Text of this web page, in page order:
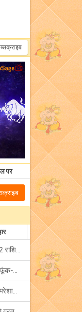
पर
कर्क राशि में लगेगा साल का दूसरा बड़ा सूर्य ग्रहण: जानें 12 राशियों पर शुभ-अशुभ प्रभाव!
कर्क राशि में बुध के प्रवेश से, इन 4 राशियों को रखने होंगे फूंक-फूंक कर कदम!
बुध का कर्क राशि में गोचर: इन 2 राशियों की बढ़ा सकता है परेशानियां, हो जाएं सावधान!